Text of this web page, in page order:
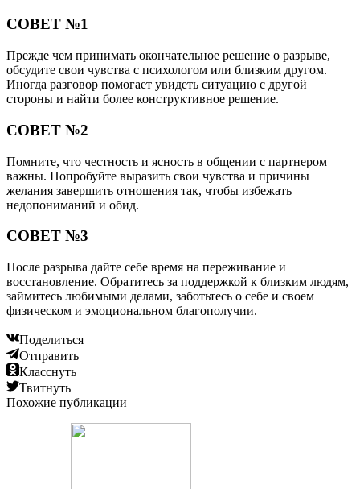
СОВЕТ №1
Прежде чем принимать окончательное решение о разрыве,
обсудите свои чувства с психологом или близким другом.
Иногда разговор помогает увидеть ситуацию с другой
стороны и найти более конструктивное решение.
СОВЕТ №2
Помните, что честность и ясность в общении с партнером
важны. Попробуйте выразить свои чувства и причины
желания завершить отношения так, чтобы избежать
недопониманий и обид.
СОВЕТ №3
После разрыва дайте себе время на переживание и
восстановление. Обратитесь за поддержкой к близким людям,
займитесь любимыми делами, заботьтесь о себе и своем
физическом и эмоциональном благополучии.
Поделиться
Отправить
Класснуть
Твитнуть
Похожие публикации